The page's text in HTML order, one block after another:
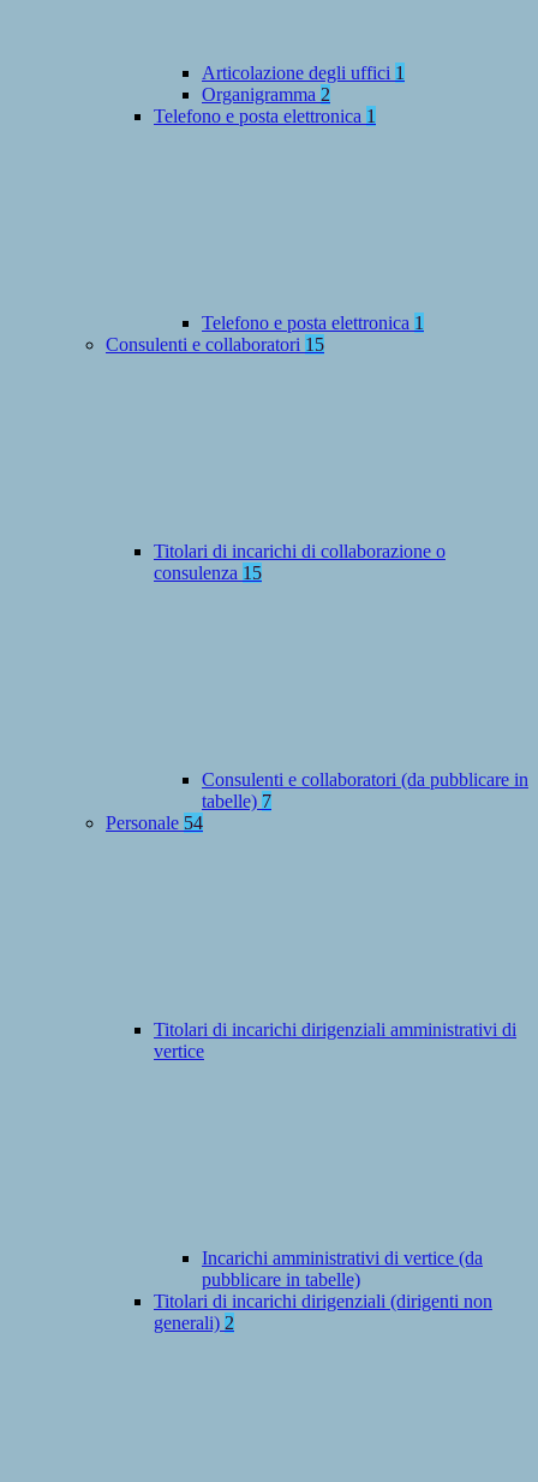
Articolazione degli uffici 1
Organigramma 2
Telefono e posta elettronica 1
Telefono e posta elettronica 1
Consulenti e collaboratori 15
Titolari di incarichi di collaborazione o
consulenza 15
Consulenti e collaboratori (da pubblicare in
tabelle) 7
Personale 54
Titolari di incarichi dirigenziali amministrativi di
vertice
Incarichi amministrativi di vertice (da
pubblicare in tabelle)
Titolari di incarichi dirigenziali (dirigenti non
generali) 2